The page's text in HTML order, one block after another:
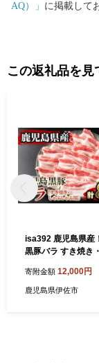
AQ）」 に掲載して
この返礼品を見
isa392 鹿児島県産
黒豚バラ すき焼き
前) 国産 鹿児島 黒
すき焼き しゃぶし
寄附金額 12,000円
鹿児島県伊佐市